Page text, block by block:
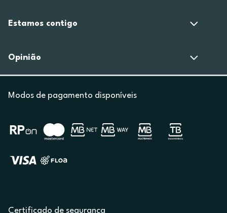
Estamos contigo
Opinião
Modos de pagamento disponíveis
Certificado de segurança